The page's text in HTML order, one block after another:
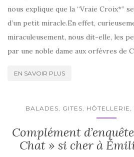
nous explique que la “Vraie Croix*”
d’un petit miracle.En effet,
miraculeusement, nous dit-elle, les
par une noble dame aux orfèvres de
EN SAVOIR PLUS
BALADES, GITES, HÔTELLERIE,
Complément
Chat » si cher à